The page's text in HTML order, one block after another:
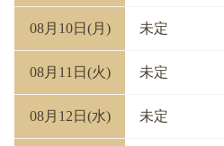
08月10日(月) 未定
08月11日(火) 未定
08月12日(水) 未定